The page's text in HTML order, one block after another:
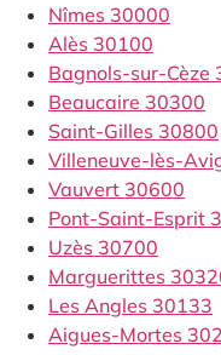
Nîmes 30000
Alès 30100
Bagnols-sur-Cèze
Beaucaire 30300
Saint-Gilles 30800
Villeneuve-lès-
Vauvert 30600
Pont-Saint-Esprit
Uzès 30700
Marguerittes
Les Angles 30133
Aigues-Mortes